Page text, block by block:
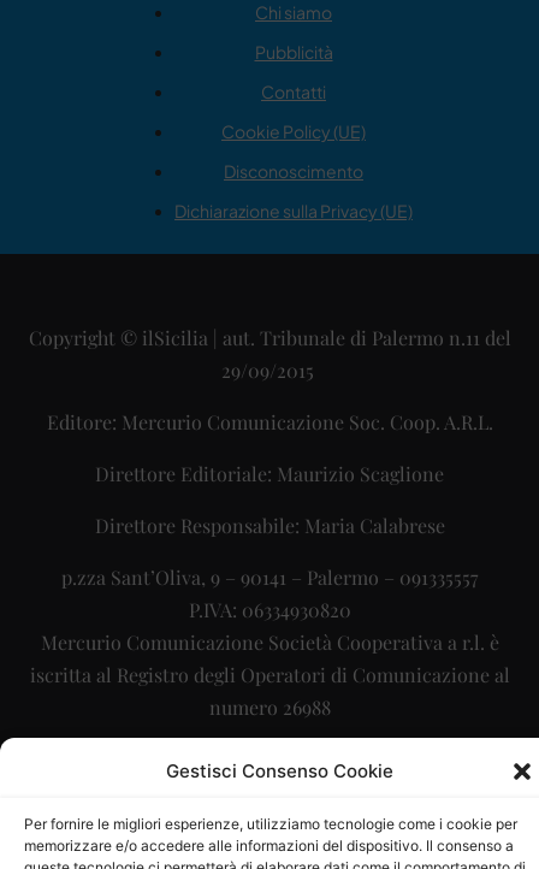
Gestisci Consenso Cookie
Per fornire le migliori esperienze, utilizziamo tecnologie come i cookie per
memorizzare e/o accedere alle informazioni del dispositivo. Il consenso a
Chi siamo
Pubblicità
Contatti
Cookie Policy (UE)
Disconoscimento
Dichiarazione sulla Privacy (UE)
Copyright © ilSicilia | aut. Tribunale di Palermo n.11 del
29/09/2015
Editore: Mercurio Comunicazione Soc. Coop. A.R.L.
Direttore Editoriale: Maurizio Scaglione
Direttore Responsabile: Maria Calabrese
p.zza Sant’Oliva, 9 – 90141 – Palermo – 091335557
P.IVA: 06334930820
Mercurio Comunicazione Società Cooperativa a r.l. è
iscritta al Registro degli Operatori di Comunicazione al
numero 26988
Sito gestito da La Digitale srl info@ladigitale.it